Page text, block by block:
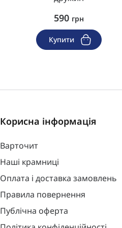
590 грн
Купити
Корисна інформація
Варточит
Наші крамниці
Оплата і доставка замовлень
Правила повернення
Публічна оферта